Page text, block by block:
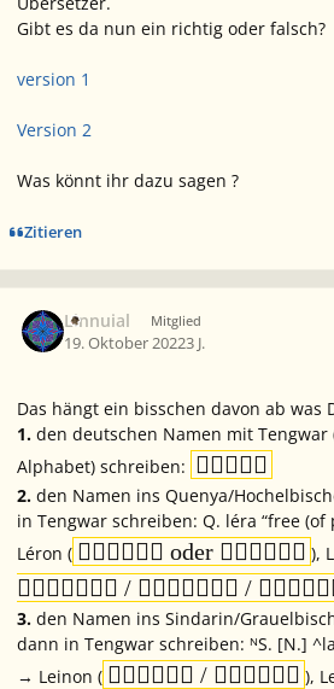
Gibt es da nun ein richtig oder falsch?
version 1
Version 2
Was könnt ihr dazu sagen ?
Zitieren
Linnuial Mitglied
19. Oktober 20223 J.
Das hängt ein bisschen davon ab was
1. den deutschen Namen mit Tengwar
Alphabet) schreiben: 
2. den Namen ins Quenya/
in Tengwar schreiben: Q. léra “free (of
Léron (  oder ‍ ),
‍ /  /
3. den Namen ins Sindarin/
dann in Tengwar schreiben: ᴺS. [N.] ^
→ Leinon (  /  ),